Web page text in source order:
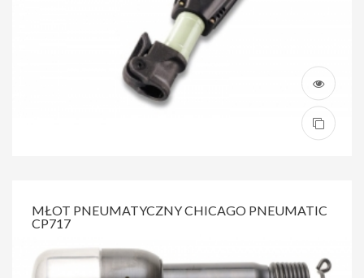
MŁOT PNEUMATYCZNY CHICAGO PNEUMATIC
CP717